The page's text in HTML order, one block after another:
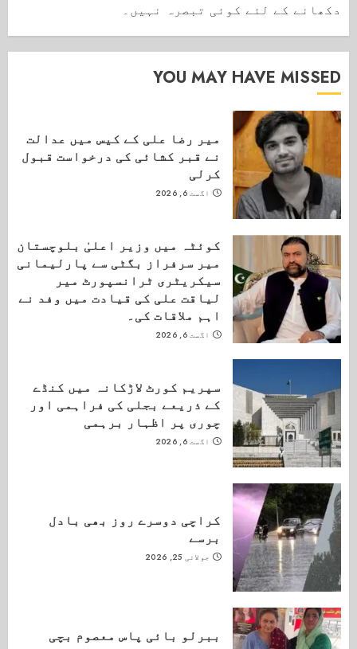
دکھانے کے لئے کوئی تبصرہ نہیں۔
YOU MAY HAVE MISSED
میر رضا علی کے کیس میں عدالت
نے قبر کشائی کی درخواست قبول
کرلی
اگست 6, 2026
کوئٹہ میں وزیر اعلیٰ بلوچستان
میر سرفراز بگٹی سے پارلیمانی
سیکریٹری ٹرانسپورٹ میر
لیاقت علی کی قیادت میں وفد نے
اہم ملاقات کی۔
اگست 6, 2026
سپریم کورٹ لاڑکانہ میں کنڈے
کے ذریعے بجلی کی فراہمی اور
چوری پر اظہار برہمی
اگست 6, 2026
کراچی دوسرے روز بھی بادل
برسے
جولائی 25, 2026
ببرلو بائی پاس معصوم بچی